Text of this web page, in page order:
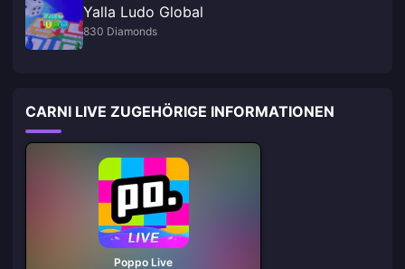
Yalla Ludo Global
830 Diamonds
CARNI LIVE ZUGEHÖRIGE INFORMATIONEN
Poppo Live